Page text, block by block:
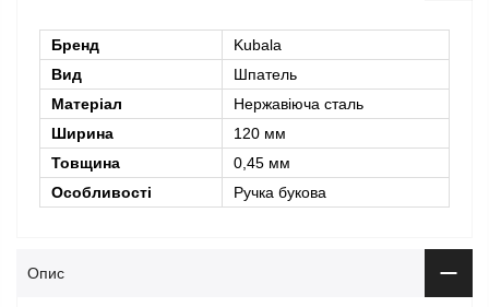
Бренд
Kubala
Вид
Шпатель
Матеріал
Нержавіюча сталь
Ширина
120 мм
Товщина
0,45 мм
Особливості
Ручка букова
Опис